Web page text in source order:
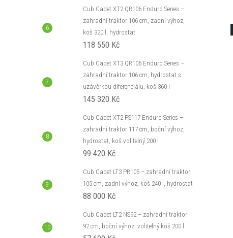
Cub Cadet XT2 QR106 Enduro Series –
zahradní traktor 106 cm, zadní výhoz,
koš 320 l, hydrostat
118 550 Kč
Cub Cadet XT3 QR106 Enduro Series –
zahradní traktor 106 cm, hydrostat s
uzávěrkou diferenciálu, koš 360 l
145 320 Kč
Cub Cadet XT2 PS117 Enduro Series –
zahradní traktor 117 cm, boční výhoz,
hydrostat, koš volitelný 200 l
99 420 Kč
Cub Cadet LT3 PR105 – zahradní traktor
105 cm, zadní výhoz, koš 240 l, hydrostat
88 000 Kč
Cub Cadet LT2 NS92 – zahradní traktor
92 cm, boční výhoz, volitelný koš 200 l